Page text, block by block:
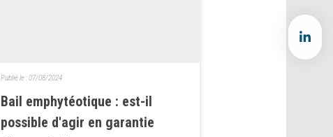
Bail emphytéotique : est-il
possible d'agir en garantie
Publié le :07/08/2024